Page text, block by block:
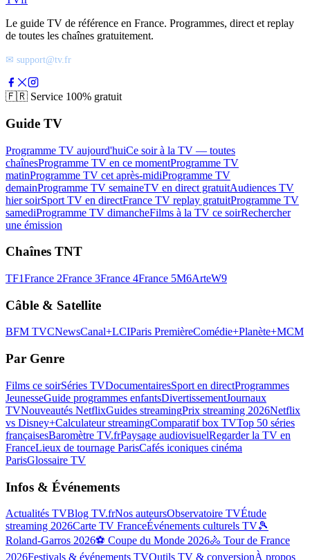
Le guide TV de référence en France. Programmes, direct et replay
de toutes les chaînes gratuitement.
✉ support@tv.fr
🇫🇷 Service 100% gratuit
Guide TV
Programme TV aujourd'huiCe soir à la TV — toutes
chaînesProgramme TV en ce momentProgramme TV
matinProgramme TV cet après-midiProgramme TV
demainProgramme TV semaineTV en direct gratuitAudiences TV
hier soirSport TV en directFrance TV replay gratuitProgramme TV
samediProgramme TV dimancheFilms à la TV ce soirRechercher
une émission
Chaînes TNT
TF1France 2France 3France 4France 5M6ArteW9
Câble & Satellite
BFM TVCNewsCanal+LCIParis PremièreComédie+Planète+MCM
Par Genre
Films ce soirSéries TVDocumentairesSport en directProgrammes
JeunesseGuide programmes enfantsDivertissementJournaux
TVNouveautés NetflixGuides streamingPrix streaming 2026Netflix
vs Disney+Calculateur streamingComparatif box TVTop 50 séries
françaisesBaromètre TV.frPaysage audiovisuelRegarder la TV en
FranceLieux de tournage ParisCafés iconiques cinéma
ParisGlossaire TV
Infos & Événements
Actualités TVBlog TV.frNos auteursObservatoire TVÉtude
streaming 2026Carte TV FranceÉvénements culturels TV🎾
Roland-Garros 2026⚽ Coupe du Monde 2026🚴 Tour de France
2026Festivals & événements TVOutils TV & conversionÀ propos